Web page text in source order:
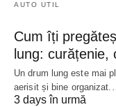
AUTO UTIL
Cum îți
lung: curățenie,
Un drum lung este mai
aerisit și bine
3 days în urmă